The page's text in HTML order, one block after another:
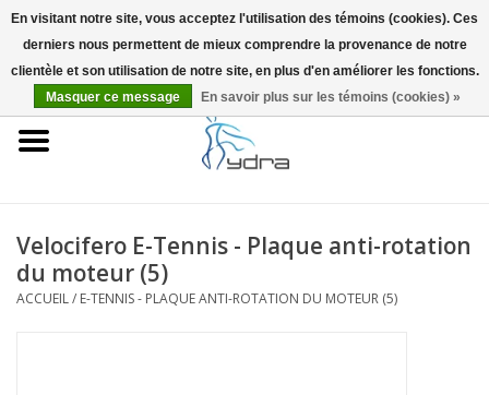
EUR
Accueil
Infos
Velocifero E-Tennis - Plaque anti-rotation
du moteur (5)
ACCUEIL/ E-TENNIS - PLAQUE ANTI-ROTATION DU MOTEUR (5)
En visitant notre site, vous acceptez l'utilisation des témoins (cookies). Ces
derniers nous permettent de mieux comprendre la provenance de notre
clientèle et son utilisation de notre site, en plus d'en améliorer les fonctions.
Masquer ce message
En savoir plus sur les témoins (cookies) »